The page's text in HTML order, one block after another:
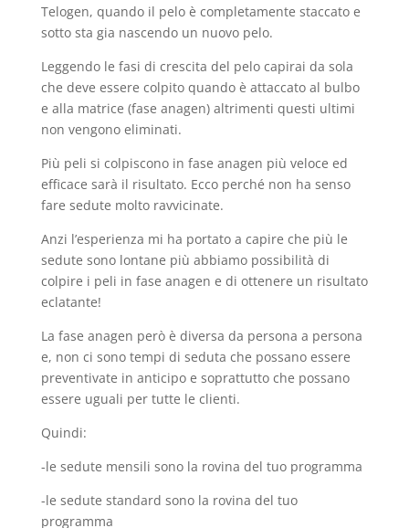
Telogen, quando il pelo è completamente staccato e
sotto sta gia nascendo un nuovo pelo.
Leggendo le fasi di crescita del pelo capirai da sola
che deve essere colpito quando è attaccato al bulbo
e alla matrice (fase anagen) altrimenti questi ultimi
non vengono eliminati.
Più peli si colpiscono in fase anagen più veloce ed
efficace sarà il risultato. Ecco perché non ha senso
fare sedute molto ravvicinate.
Anzi l’esperienza mi ha portato a capire che più le
sedute sono lontane più abbiamo possibilità di
colpire i peli in fase anagen e di ottenere un risultato
eclatante!
La fase anagen però è diversa da persona a persona
e, non ci sono tempi di seduta che possano essere
preventivate in anticipo e soprattutto che possano
essere uguali per tutte le clienti.
Quindi:
-le sedute mensili sono la rovina del tuo programma
-le sedute standard sono la rovina del tuo
programma